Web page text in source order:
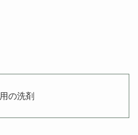
の洗剤